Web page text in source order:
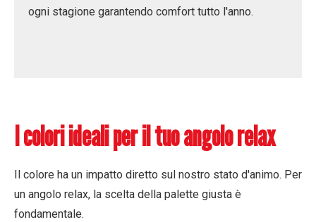
ogni stagione garantendo comfort tutto l'anno.
I colori ideali per il tuo angolo relax
Il colore ha un impatto diretto sul nostro stato d'animo. Per
un angolo relax, la scelta della palette giusta è
fondamentale.